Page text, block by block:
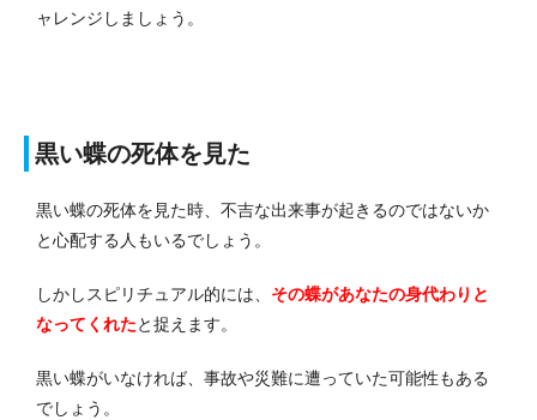
ャレンジしましょう。
黒い蝶の死体を見た
黒い蝶の死体を見た時、不吉な出来事が起きるのではないか
と心配する人もいるでしょう。
しかしスピリチュアル的には、 その蝶があなたの身代わりと
なってくれたと捉えます。
黒い蝶がいなければ、事故や災難に遭っていた可能性もある
でしょう。